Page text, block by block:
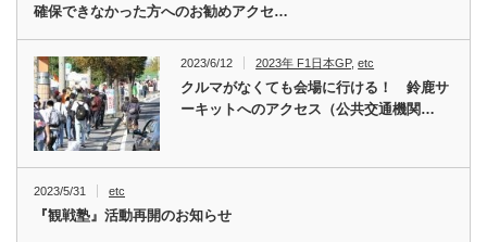
確保できなかった方へのお勧めアクセ…
2023/6/12 2023年 F1日本GP,etc
クルマがなくても会場に行ける！ 鈴鹿サ
ーキットへのアクセス（公共交通機関…
2023/5/31 etc
『観戦塾』活動再開のお知らせ